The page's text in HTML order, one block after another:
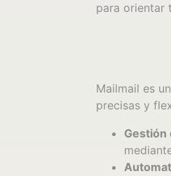
para orientar
Mailmail es
precisas y
Gestión